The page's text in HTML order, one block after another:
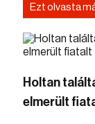
Ezt olvasta
Holtan
elmerült